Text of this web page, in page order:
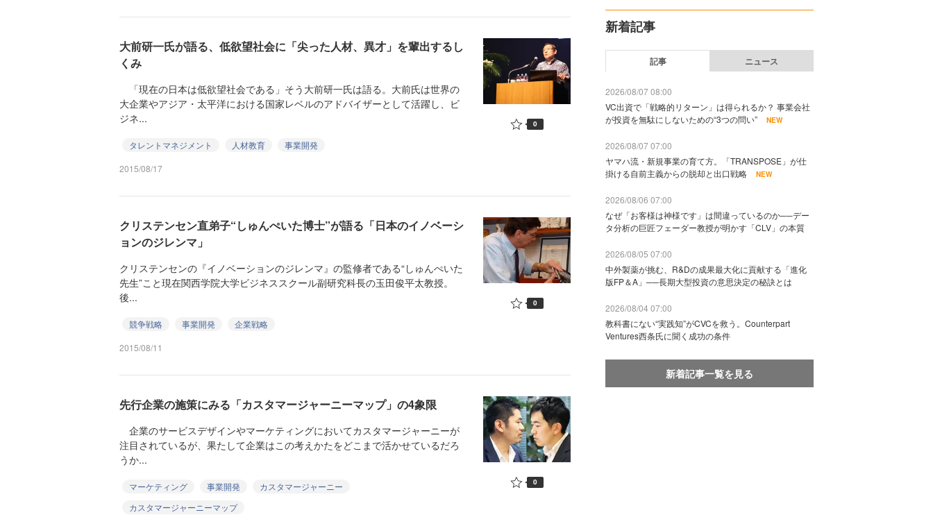
大前研一氏が語る、低欲望社会に「尖った人材、異才」を輩出するし
くみ
「現在の日本は低欲望社会である」そう大前研一氏は語る。大前氏は世界の
大企業やアジア・太平洋における国家レベルのアドバイザーとして活躍し、ビ
ジネ...
タレントマネジメント 人材教育
事業開発
2015/08/17
0
クリステンセン直弟子“しゅんぺいた博士”が語る「日本のイノベーシ
ョンのジレンマ」
クリステンセンの『イノベーションのジレンマ』の監修者である“しゅんぺいた
先生”こと現在関西学院大学ビジネススクール副研究科長の玉田俊平太教授。
後...
競争戦略 事業開発
企業戦略
2015/08/11
0
先行企業の施策にみる「カスタマージャーニーマップ」の4象限
企業のサービスデザインやマーケティングにおいてカスタマージャーニーが
注目されているが、果たして企業はこの考えかたをどこまで活かせているだろ
うか...
マーケティング 事業開発
カスタマージャーニー
カスタマージャーニーマップ
0
新着記事
記事 ニュース
2026/08/07 08:00
VC出資で「戦略的リターン」は得られるか？ 事業会社
が投資を無駄にしないための“3つの問い”
NEW
2026/08/07 07:00
ヤマハ流・新規事業の育て方。「TRANSPOSE」が仕
掛ける自前主義からの脱却と出口戦略
NEW
2026/08/06 07:00
なぜ「お客様は神様です」は間違っているのか──デー
タ分析の巨匠フェーダー教授が明かす「CLV」の本質
2026/08/05 07:00
中外製薬が挑む、R&Dの成果最大化に貢献する「進化
版FP＆A」──長期大型投資の意思決定の秘訣とは
2026/08/04 07:00
教科書にない“実践知”がCVCを救う。Counterpart
Ventures西条氏に聞く成功の条件
新着記事一覧を見る